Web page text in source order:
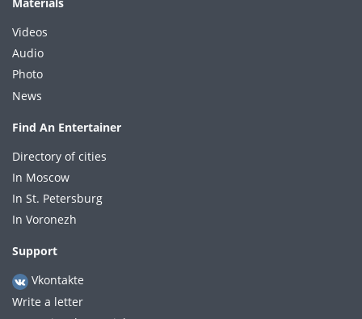
Videos
Audio
Photo
News
Find An Entertainer
Directory of cities
In Moscow
In St. Petersburg
In Voronezh
Support
Vkontakte
Write a letter